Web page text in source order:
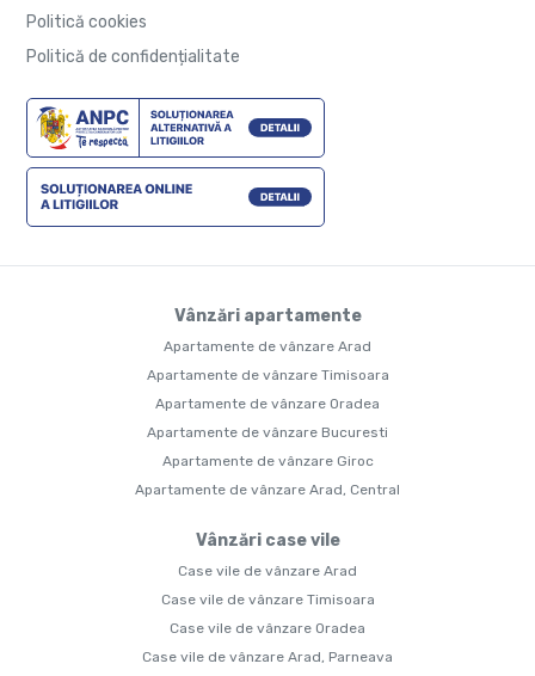
Politică cookies
Politică de confidențialitate
Vânzări apartamente
Apartamente de vânzare Arad
Apartamente de vânzare Timisoara
Apartamente de vânzare Oradea
Apartamente de vânzare Bucuresti
Apartamente de vânzare Giroc
Apartamente de vânzare Arad, Central
Vânzări case vile
Case vile de vânzare Arad
Case vile de vânzare Timisoara
Case vile de vânzare Oradea
Case vile de vânzare Arad, Parneava